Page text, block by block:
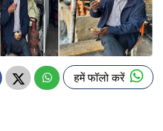
हमें फॉलो करें